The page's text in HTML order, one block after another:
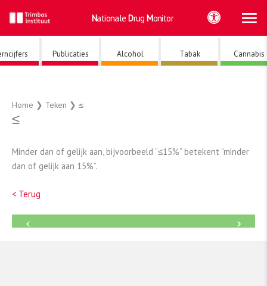
naar
de
inhoud
Nationale Drug Monitor
Publicaties Alcohol Tabak Cannabis
Home ❯ Teken ❯ ≤
≤
Minder dan of gelijk aan, bijvoorbeeld “≤15%” betekent “minder
dan of gelijk aan 15%”.
< Terug
→
←